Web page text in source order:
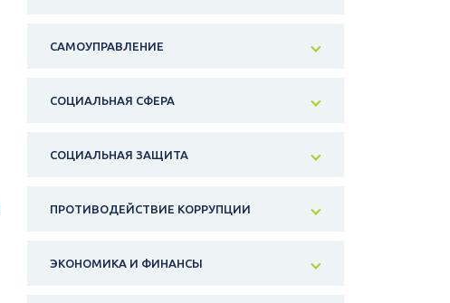
САМОУПРАВЛЕНИЕ
СОЦИАЛЬНАЯ СФЕРА
СОЦИАЛЬНАЯ ЗАЩИТА
ПРОТИВОДЕЙСТВИЕ КОРРУПЦИИ
ЭКОНОМИКА И ФИНАНСЫ